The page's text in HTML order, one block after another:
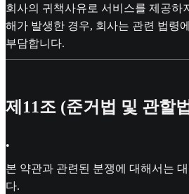
회사의 귀책사유로 서비스를 제공하
해가 발생한 경우, 회사는 관련 법령
부담합니다.
제11조 (준거법 및 관할
•
본 약관과 관련된 분쟁에 대해서는
다.